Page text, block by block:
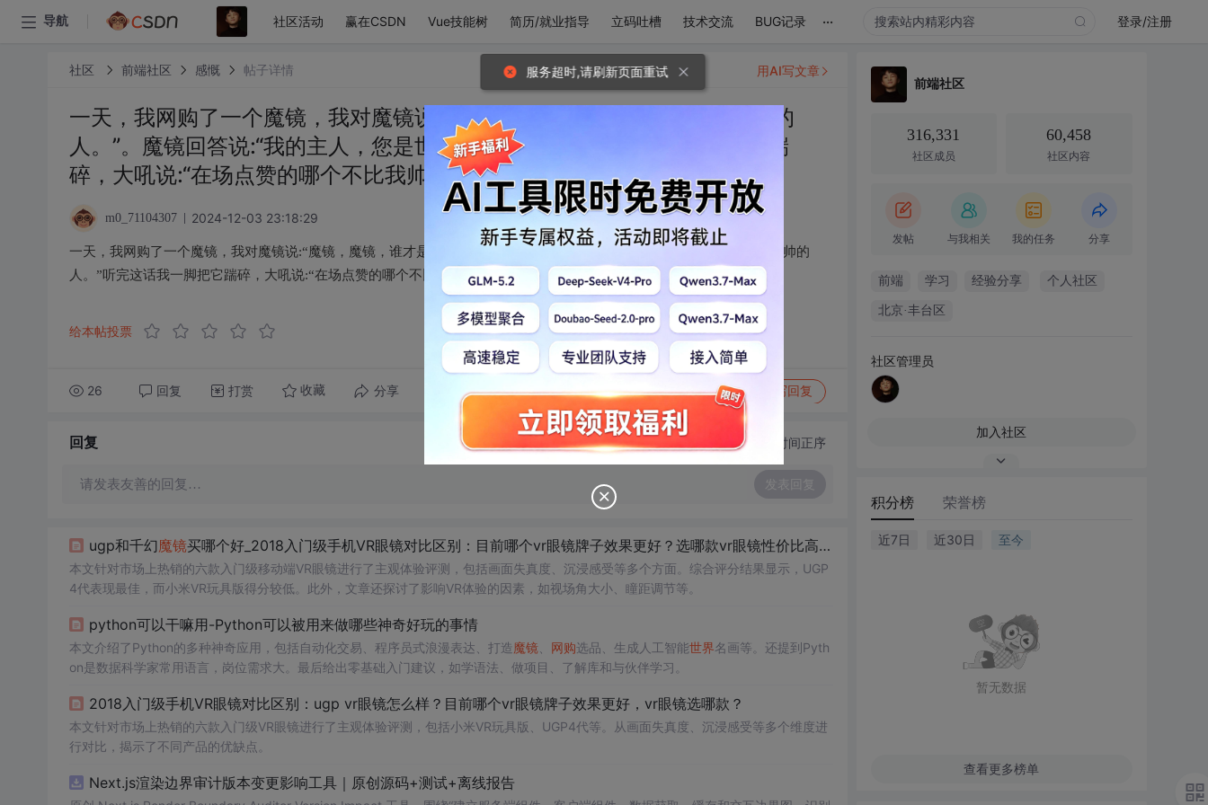
导航 社区活动 赢在CSDN Vue技能树 简历/就业指导 立码吐槽 技术交流 BUG记录 ... 登录/注册
社区 前端社区 感慨 帖子详情
一天，我网购了一个魔镜，我对魔镜说:“魔镜，魔镜，谁才是世界上最帅的的
人。”。魔镜回答说:“我的主人，您是世上最帅的人。”听完这话我一脚把它踹
碎，大吼说:“在场点赞的哪个不比我帅
m0_71104307 2024-12-03 23:18:29
一天，我网购了一个魔镜，我对魔镜说:“魔镜，魔镜，谁才是世界上最帅的的人。”。魔镜回答说:“我的主人，您是世上最帅的
人。”听完这话我一脚把它踹碎，大吼说:“在场点赞的哪个不比我帅
给本帖投票
26 回复 打赏 收藏 分享 转发到动态 举报 写回复
用AI写文章
回复 切换为时间正序
请发表友善的回复… 发表回复
ugp和千幻魔镜买哪个好_2018入门级手机VR眼镜对比区别：目前哪个vr眼镜牌子效果更好？选哪款vr眼镜性价比高，求推荐2017...
本文针对市场上热销的六款入门级移动端VR眼镜进行了主观体验评测，包括画面失真度、沉浸感受等多个方面。综合评分结果显示，UGP
4代表现最佳，而小米VR玩具版得分较低。此外，文章还探讨了影响VR体验的因素，如视场角大小、瞳距调节等。
python可以干嘛用-Python可以被用来做哪些神奇好玩的事情
本文介绍了Python的多种神奇应用，包括自动化交易、程序员式浪漫表达、打造 魔镜、 网购选品、生成人工智能世界名画等。还提到Pyth
on是数据科学家常用语言，岗位需求大。最后给出零基础入门建议，如学语法、做项目、了解库和与伙伴学习。
2018入门级手机VR眼镜对比区别：ugp vr眼镜怎么样？目前哪个vr眼镜牌子效果更好，vr眼镜选哪款？
本文针对市场上热销的六款入门级VR眼镜进行了主观体验评测，包括小米VR玩具版、UGP4代等。从画面失真度、沉浸感受等多个维度进
行对比，揭示了不同产品的优缺点。
Next.js渲染边界审计版本变更影响工具｜原创源码+测试+离线报告
前端社区
316,331
社区成员
60,458
社区内容
发帖 与我相关 我的任务 分享
前端 学习 经验分享 个人社区
北京·丰台区
社区管理员
加入社区
积分榜 荣誉榜
近7日 近30日 至今
暂无数据
查看更多榜单
服务超时,请刷新页面重试